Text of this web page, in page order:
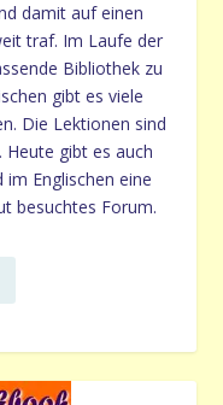
damit auf einen
traf. Im Laufe der
Bibliothek zu
gibt es viele
Die Lektionen sind
gibt es auch
Englischen eine
besuchtes Forum.